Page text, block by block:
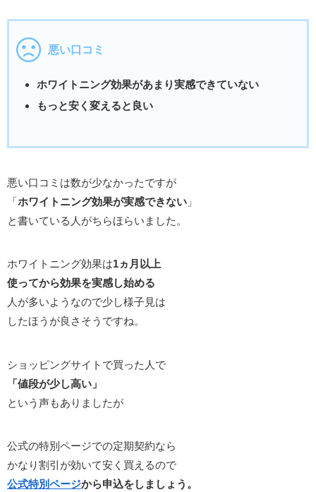
悪い口コミ
ホワイトニング効果があまり実感できていない
もっと安く変えると良い
悪い口コミは数が少なかったですが
「ホワイトニング効果が実感できない 」
と書いている人がちらほらいました。
ホワイトニング効果は1ヵ月以上
使ってから効果を実感し始める
人が多いようなので少し様子見は
したほうが良さそうですね。
ショッピングサイトで買った人で
「値段が少し高い」
という声もありましたが
公式の特別ページでの定期契約なら
かなり割引が効いて安く買えるので
公式特別ページから申込をしましょう。